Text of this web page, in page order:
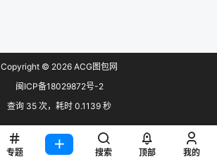
Copyright © 2026 ACG图包网
闽ICP备18029872号-2
查询 35 次，耗时 0.1139 秒
专题 搜索 顶部 我的